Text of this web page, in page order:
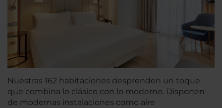
Nuestras 162 habitaciones desprenden un toque
que combina lo clásico con lo moderno. Disponen
de modernas instalaciones como aire